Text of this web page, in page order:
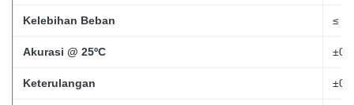
Kelebihan Beban ≤ 2
Akurasi @ 25ºC
Keterulangan